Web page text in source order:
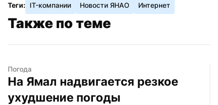
Теги: IT-компании Новости ЯНАО Интернет
Также по теме
Погода
На Ямал надвигается резкое
ухудшение погоды